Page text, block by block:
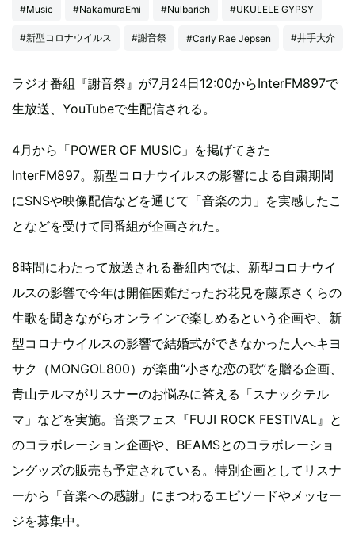
#Music #NakamuraEmi #Nulbarich #UKULELE GYPSY
#新型コロナウイルス #謝音祭 #Carly Rae Jepsen #井手大介
ラジオ番組『謝音祭』が7月24日12:00からInterFM897で
生放送、YouTubeで生配信される。
4月から「POWER OF MUSIC」を掲げてきた
InterFM897。新型コロナウイルスの影響による自粛期間
にSNSや映像配信などを通じて「音楽の力」を実感したこ
となどを受けて同番組が企画された。
8時間にわたって放送される番組内では、新型コロナウイ
ルスの影響で今年は開催困難だったお花見を藤原さくらの
生歌を聞きながらオンラインで楽しめるという企画や、新
型コロナウイルスの影響で結婚式ができなかった人へキヨ
サク（MONGOL800）が楽曲“小さな恋の歌”を贈る企画、
青山テルマがリスナーのお悩みに答える「スナックテル
マ」などを実施。音楽フェス『FUJI ROCK FESTIVAL』と
のコラボレーション企画や、BEAMSとのコラボレーショ
ングッズの販売も予定されている。特別企画としてリスナ
ーから「音楽への感謝」にまつわるエピソードやメッセー
ジを募集中。